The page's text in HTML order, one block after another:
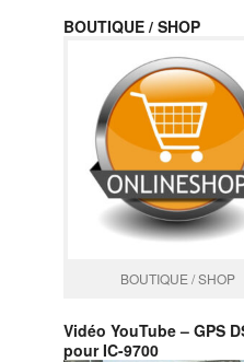
BOUTIQUE / SHOP
BOUTIQUE / SHOP
Vidéo YouTube – GPS
pour IC-9700